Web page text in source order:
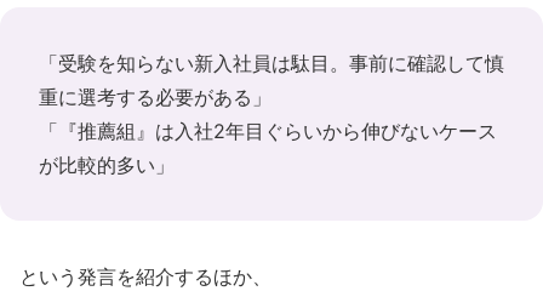
「受験を知らない新入社員は駄目。事前に確認して慎
重に選考する必要がある」
「『推薦組』は入社2年目ぐらいから伸びないケース
が比較的多い」
という発言を紹介するほか、